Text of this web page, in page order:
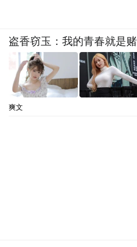
盗香窃玉：我的青春就是
爽文